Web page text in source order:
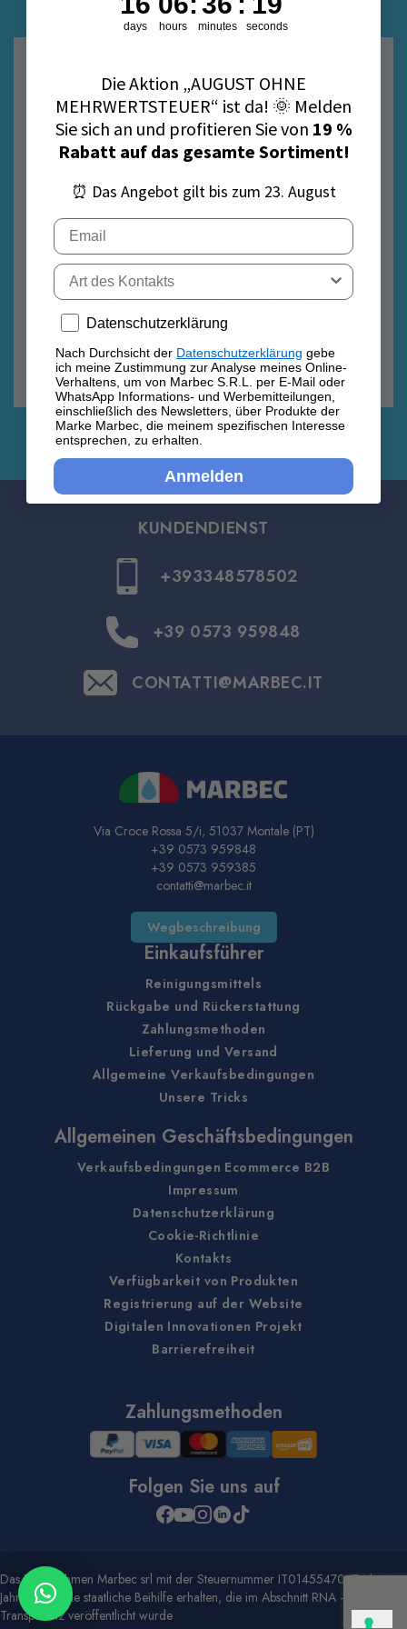
Datenschutzrichtlinie
Datenschutzrichtlinie
Nach Durchsicht der
gebe ich
meine Zustimmung zur Analyse meines Online-
WhatsApp Informations- und Werbemitteilungen,
einschließlich des Newsletters, über Produkte der
Marke Marbec, die meinem spezifischen Interesse
entsprechen, zu erhalten.
Anmelden
KUNDENDIENST
+393348578502
+39 0573 959848
CONTATTI@MARBEC.IT
Via Croce Rossa 5/i, 51037 Montale (PT)
+39 0573 959848
+39 0573 959385
contatti@marbec.it
Wegbeschreibung
Einkaufsführer
Reinigungsmittels
Rückgabe und Rückerstattung
Zahlungsmethoden
Lieferung und Versand
Allgemeine Verkaufsbedingungen
Unsere Tricks
Allgemeinen Geschäftsbedingungen
Verkaufsbedingungen Ecommerce B2B
Impressum
Datenschutzerklärung
Cookie-Richtlinie
Kontakts
Verfügbarkeit von Produkten
Registrierung auf der Website
Digitalen Innovationen Projekt
Barrierefreiheit
Zahlungsmethoden
Folgen Sie uns auf
Das Unternehmen Marbec srl mit der Steuernummer IT01455470474 hat im
Jahr 2020 eine staatliche Beihilfe erhalten, die im Abschnitt RNA -
Transparenz veröffentlicht wurde
days hours minutes seconds
Die Aktion „AUGUST OHNE
MEHRWERTSTEUER“ ist da! 🌞 Melden
Sie sich an und profitieren Sie von 19 %
Rabatt auf das gesamte Sortiment!
⏰ Das Angebot gilt bis zum 23. August
Email
Tipo di contatto
Privacy policy
Datenschutzerklärung
Nach Durchsicht der Datenschutzerklärung gebe
ich meine Zustimmung zur Analyse meines Online-
Verhaltens, um von Marbec S.R.L. per E-Mail oder
WhatsApp Informations- und Werbemitteilungen,
einschließlich des Newsletters, über Produkte der
Marke Marbec, die meinem spezifischen Interesse
entsprechen, zu erhalten.
Anmelden